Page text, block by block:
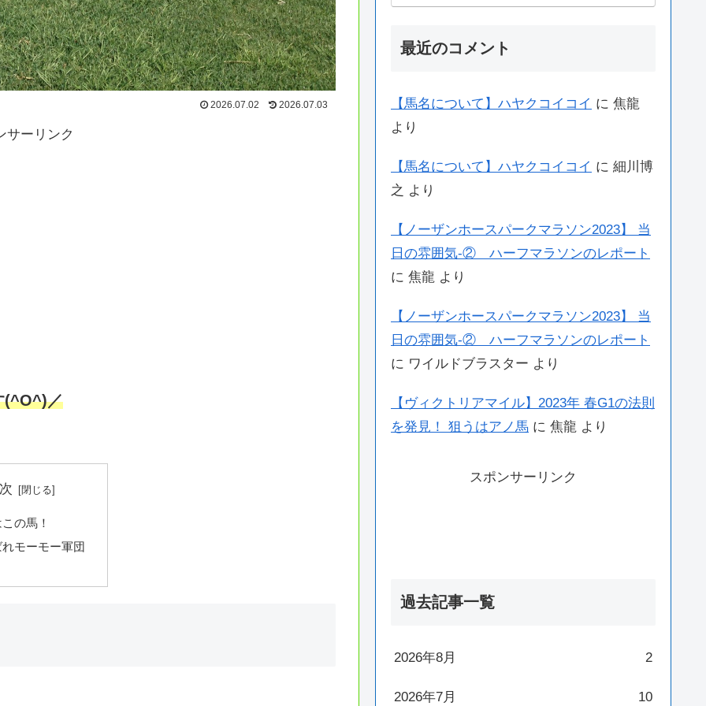
2026.07.02 2026.07.03
サーリンク
(^O^)／
の馬！
モーモー軍団
最近のコメント
【馬名について】ハヤクコイコイ に 焦龍
より
【馬名について】ハヤクコイコイ に 細川博
之 より
【ノーザンホースパークマラソン2023】 当
日の雰囲気-② ハーフマラソンのレポート
に 焦龍 より
【ノーザンホースパークマラソン2023】 当
日の雰囲気-② ハーフマラソンのレポート
に ワイルドブラスター より
【ヴィクトリアマイル】2023年 春G1の法則
を発見！ 狙うはアノ馬 に 焦龍 より
スポンサーリンク
過去記事一覧
2026年8月 2
2026年7月 10